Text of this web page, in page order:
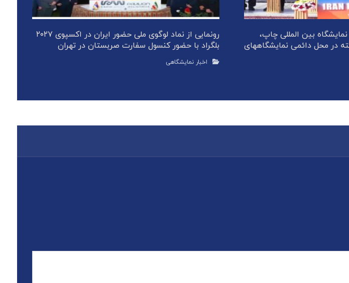
بین المللی چاپ،
در محل دائمی نمایشگاههای
رونمایی از نماد لوگوی ملی حضور ایران در اکسپوی ۲۰۲۷
بلگراد با حضور کنسول سفارت صربستان در تهران
اخبار نمایشگاهی